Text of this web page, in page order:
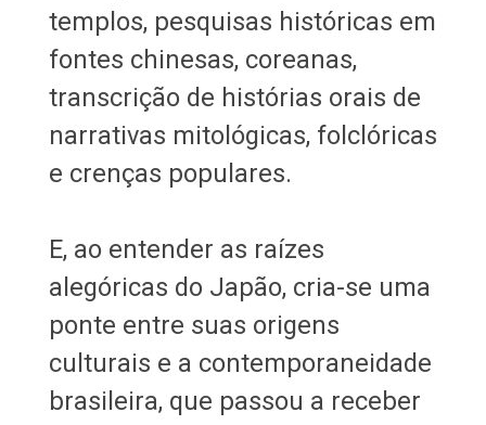
templos, pesquisas históricas em
fontes chinesas, coreanas,
transcrição de histórias orais de
narrativas mitológicas, folclóricas
e crenças populares.
E, ao entender as raízes
alegóricas do Japão, cria-se uma
ponte entre suas origens
culturais e a contemporaneidade
brasileira, que passou a receber